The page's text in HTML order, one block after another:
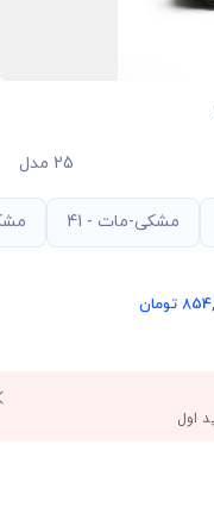
25 مدل
مشکی-مات - 41